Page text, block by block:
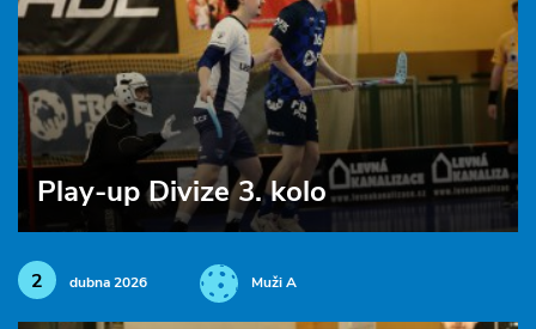
Play-up Divize 3. kolo
2 dubna 2026 Muži A